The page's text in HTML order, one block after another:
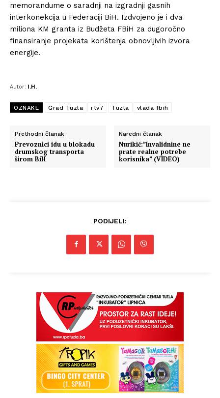
memorandume o saradnji na izgradnji gasnih
interkonekcija u Federaciji BiH. Izdvojeno je i dva
miliona KM granta iz Budžeta FBiH za dugoročno
finansiranje projekata korištenja obnovljivih izvora
energije.
Autor: I.H.
OZNAKE Grad Tuzla rtv7 Tuzla vlada fbih
Prethodni članak
Prevoznici idu u blokadu
drumskog transporta
širom BiH
Naredni članak
Nurikić:”Invalidnine ne
prate realne potrebe
korisnika” (VIDEO)
PODIJELI: